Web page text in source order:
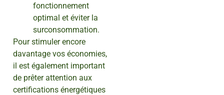
fonctionnement
optimal et éviter la
surconsommation.
Pour stimuler encore
davantage vos économies,
il est également important
de prêter attention aux
certifications énergétiques